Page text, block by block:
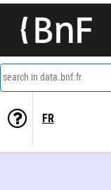
search in data.bnf.fr
FR